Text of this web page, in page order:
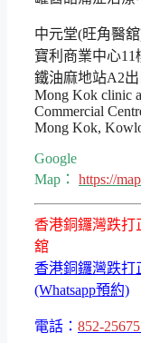
中元堂(旺角醫
寶利商業中心11
鐵油麻地站A2
Mong Kok clinic
Commercial
Mong Kok,
Google
Map： https://
香港銅鑼灣跌打
舘
香港銅鑼灣跌打
(Whatsapp預約)
電話： 852-